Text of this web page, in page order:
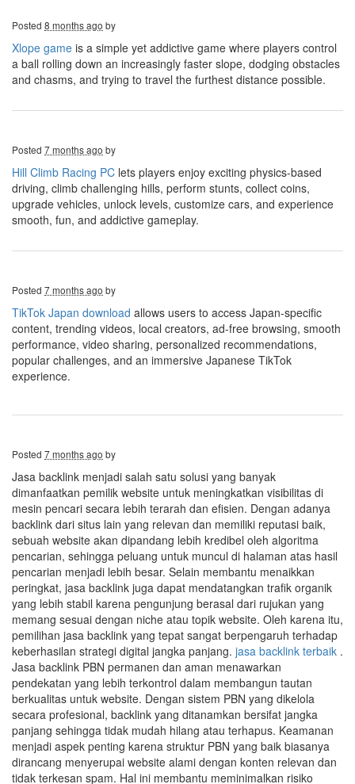
Posted 8 months ago by
Xlope game is a simple yet addictive game where players control
a ball rolling down an increasingly faster slope, dodging obstacles
and chasms, and trying to travel the furthest distance possible.
Posted 7 months ago by
Hill Climb Racing PC lets players enjoy exciting physics-based
driving, climb challenging hills, perform stunts, collect coins,
upgrade vehicles, unlock levels, customize cars, and experience
smooth, fun, and addictive gameplay.
Posted 7 months ago by
TikTok Japan download allows users to access Japan-specific
content, trending videos, local creators, ad-free browsing, smooth
performance, video sharing, personalized recommendations,
popular challenges, and an immersive Japanese TikTok
experience.
Posted 7 months ago by
Jasa backlink menjadi salah satu solusi yang banyak
dimanfaatkan pemilik website untuk meningkatkan visibilitas di
mesin pencari secara lebih terarah dan efisien. Dengan adanya
backlink dari situs lain yang relevan dan memiliki reputasi baik,
sebuah website akan dipandang lebih kredibel oleh algoritma
pencarian, sehingga peluang untuk muncul di halaman atas hasil
pencarian menjadi lebih besar. Selain membantu menaikkan
peringkat, jasa backlink juga dapat mendatangkan trafik organik
yang lebih stabil karena pengunjung berasal dari rujukan yang
memang sesuai dengan niche atau topik website. Oleh karena itu,
pemilihan jasa backlink yang tepat sangat berpengaruh terhadap
keberhasilan strategi digital jangka panjang. jasa backlink terbaik .
Jasa backlink PBN permanen dan aman menawarkan
pendekatan yang lebih terkontrol dalam membangun tautan
berkualitas untuk website. Dengan sistem PBN yang dikelola
secara profesional, backlink yang ditanamkan bersifat jangka
panjang sehingga tidak mudah hilang atau terhapus. Keamanan
menjadi aspek penting karena struktur PBN yang baik biasanya
dirancang menyerupai website alami dengan konten relevan dan
tidak terkesan spam. Hal ini membantu meminimalkan risiko